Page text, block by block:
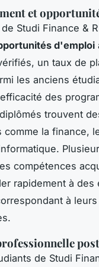
et
Studi Finance &
d'emploi
un taux de
les anciens
des
trouvent
comme la finance,
compétences
rapidement à des
à
de Studi